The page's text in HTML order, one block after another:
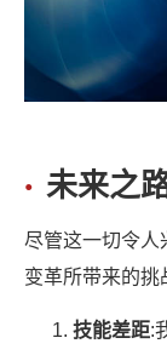
未来之
尽管这一切令人
变革所带来的挑
技能差距: